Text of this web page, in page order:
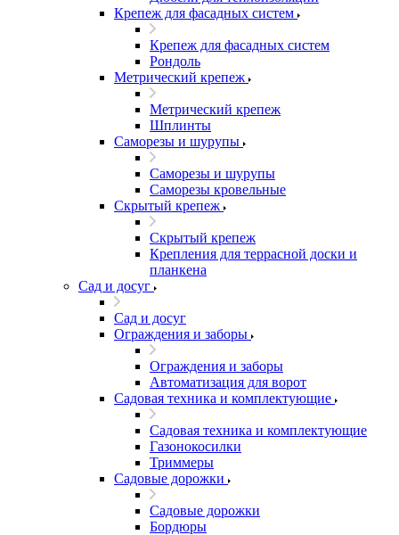
Крепеж для фасадных систем
Крепеж для фасадных систем
Рондоль
Метрический крепеж
Метрический крепеж
Шплинты
Саморезы и шурупы
Саморезы и шурупы
Саморезы кровельные
Скрытый крепеж
Скрытый крепеж
Крепления для террасной доски и
планкена
Сад и досуг
Сад и досуг
Ограждения и заборы
Ограждения и заборы
Автоматизация для ворот
Садовая техника и комплектующие
Садовая техника и комплектующие
Газонокосилки
Триммеры
Садовые дорожки
Садовые дорожки
Бордюры